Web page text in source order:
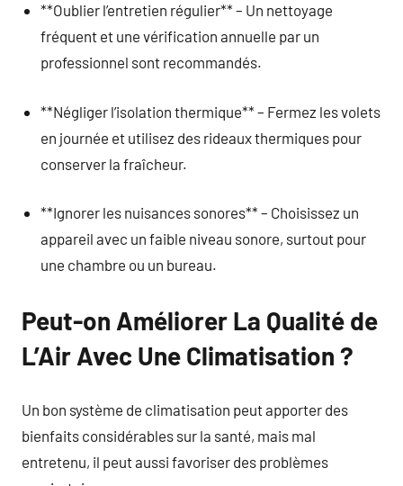
**Oublier l’entretien régulier** – Un nettoyage
fréquent et une vérification annuelle par un
professionnel sont recommandés.
**Négliger l’isolation thermique** – Fermez les volets
en journée et utilisez des rideaux thermiques pour
conserver la fraîcheur.
**Ignorer les nuisances sonores** – Choisissez un
appareil avec un faible niveau sonore, surtout pour
une chambre ou un bureau.
Peut-on Améliorer La Qualité de
L’Air Avec Une Climatisation ?
Un bon système de climatisation peut apporter des
bienfaits considérables sur la santé, mais mal
entretenu, il peut aussi favoriser des problèmes